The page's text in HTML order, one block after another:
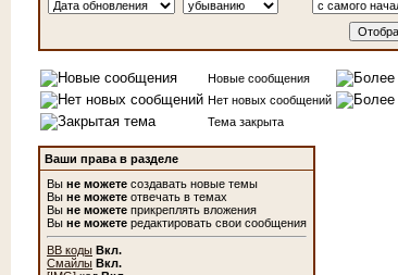
Новые сообщения
Нет новых сообщений
Тема закрыта
Ваши права в разделе
Вы не можете создавать новые темы
Вы не можете отвечать в темах
Вы не можете прикреплять вложения
Вы не можете редактировать свои сообщения
BB коды Вкл.
Смайлы Вкл.